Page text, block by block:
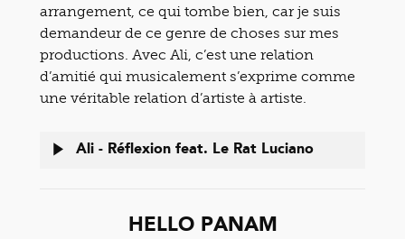
arrangement, ce qui tombe bien, car je suis
demandeur de ce genre de choses sur mes
productions. Avec Ali, c’est une relation
d’amitié qui musicalement s’exprime comme
une véritable relation d’artiste à artiste.
Ali - Réflexion feat. Le Rat Luciano
HELLO PANAM